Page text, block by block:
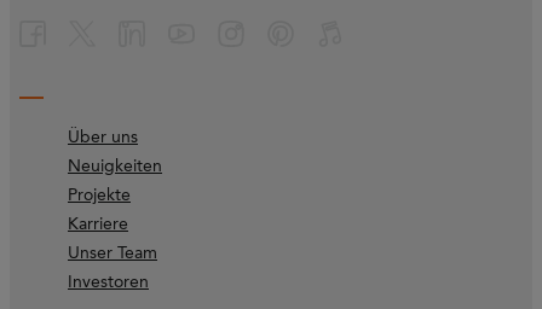
Über uns
Neuigkeiten
Projekte
Karriere
Unser Team
Investoren